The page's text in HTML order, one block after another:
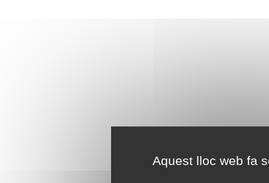
Aquest lloc web fa